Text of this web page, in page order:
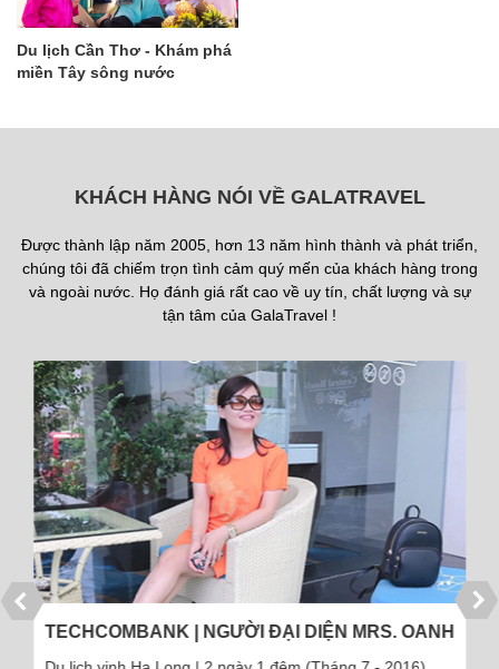
Du lịch Cần Thơ - Khám phá
miền Tây sông nước
KHÁCH HÀNG NÓI VỀ GALATRAVEL
Được thành lập năm 2005, hơn 13 năm hình thành và phát triển,
chúng tôi đã chiếm trọn tình cảm quý mến của khách hàng trong
và ngoài nước. Họ đánh giá rất cao về uy tín, chất lượng và sự
tận tâm của GalaTravel !
TECHCOMBANK | NGƯỜI ĐẠI DIỆN MRS. OANH